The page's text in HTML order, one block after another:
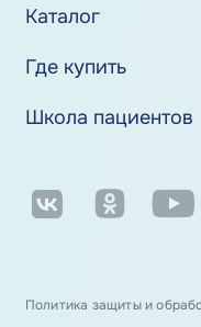
Каталог
Где купить
Школа пациентов
Политика защиты и